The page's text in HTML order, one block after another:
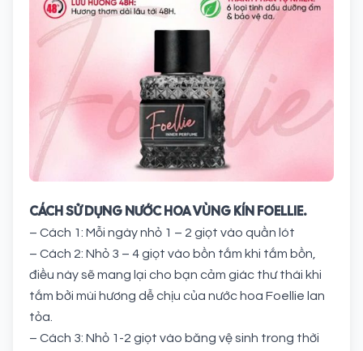
CÁCH SỬ DỤNG NƯỚC HOA VÙNG KÍN FOELLIE.
– Cách 1: Mỗi ngày nhỏ 1 – 2 giọt vào quần lót
– Cách 2: Nhỏ 3 – 4 giọt vào bồn tắm khi tắm bồn,
điều này sẽ mang lại cho bạn cảm giác thư thái khi
tắm bởi mùi hương dễ chịu của nước hoa Foellie lan
tỏa.
– Cách 3: Nhỏ 1-2 giọt vào băng vệ sinh trong thời